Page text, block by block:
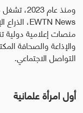
ومنذ عام 2023، تشغل منصب رئيسة ومديرة العمليات في
EWTN News، الذراع
منصات إعلامية دولية
والإذاعة والصحافة
التواصل الاجتماعي.
أول امرأة علمانية